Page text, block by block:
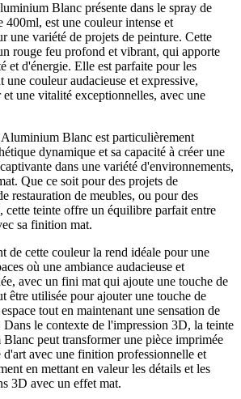
Blanc présente dans le spray de
400ml, est une couleur intense et
une variété de projets de peinture. Cette
rouge feu profond et vibrant, qui apporte
et d'énergie. Elle est parfaite pour les
une couleur audacieuse et expressive,
une vitalité exceptionnelles, avec une
Blanc est particulièrement
dynamique et sa capacité à créer une
dans une variété d'environnements,
Que ce soit pour des projets de
restauration de meubles, ou pour des
cette teinte offre un équilibre parfait entre
sa finition mat.
de cette couleur la rend idéale pour une
où une ambiance audacieuse et
avec un fini mat qui ajoute une touche de
être utilisée pour ajouter une touche de
tout en maintenant une sensation de
le contexte de l'impression 3D, la teinte
peut transformer une pièce imprimée
avec une finition professionnelle et
en mettant en valeur les détails et les
3D avec un effet mat.